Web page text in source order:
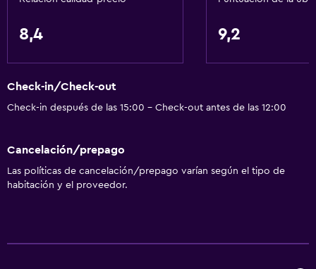
Servicios y facilidades
Centro de negocios
Servicio de conserjería
Servicio de habitaciones
8,4 9,2
Check-in/Check-out
Check-in después de las 15:00 - Check-out antes de las 12:00
Cancelación/prepago
Las políticas de cancelación/prepago varían según el tipo de
habitación y el proveedor.